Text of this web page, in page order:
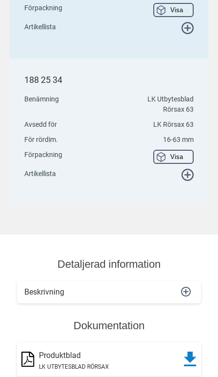
Förpackning Visa
Artikellista
188 25 34
Benämning
LK Utbytesblad
Rörsax 63
Avsedd för
LK Rörsax 63
För rördim.
16-63 mm
Förpackning
Visa
Artikellista
Detaljerad information
Beskrivning
Dokumentation
Produktblad
LK UTBYTESBLAD RÖRSAX